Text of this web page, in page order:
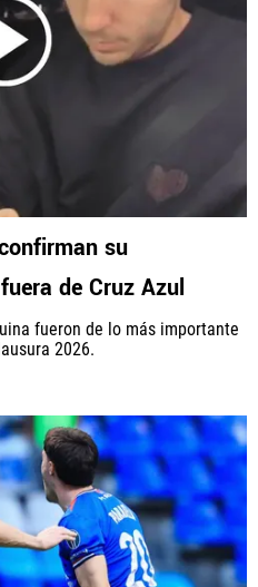
su
de Cruz Azul
fueron de lo más importante
2026.